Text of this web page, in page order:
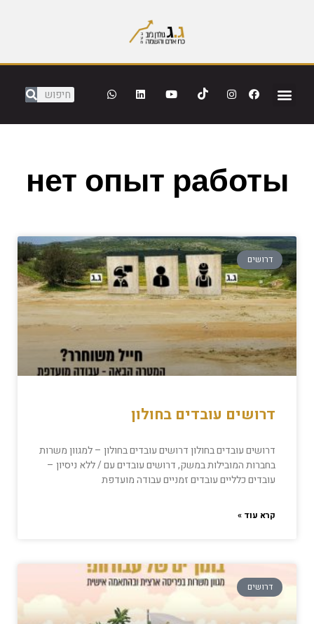
нет опыт работы
דרושים
דרושים עובדים בחולון
דרושים עובדים בחולון דרושים עובדים בחולון – למגוון משרות
בחברות המובילות במשק, דרושים עובדים עם / ללא ניסיון –
עובדים כלליים עובדים זמניים עבודה מועדפת
קרא עוד »
דרושים